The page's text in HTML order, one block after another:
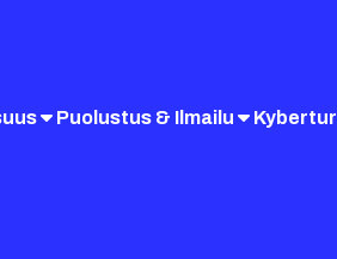
Puolustus & Ilmailu